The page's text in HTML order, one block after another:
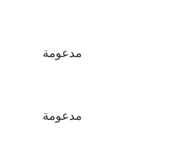
مدعومة
مدعومة